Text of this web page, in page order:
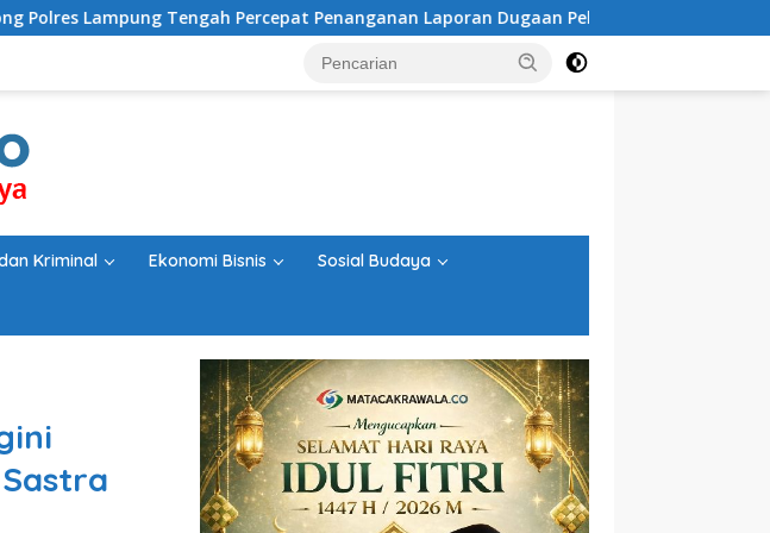
Percepat Penanganan Laporan Dugaan Pelanggaran UU ITE
Kriminal Ekonomi Bisnis Sosial Budaya